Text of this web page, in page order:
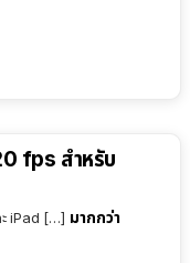
fps สำหรับ
ะ iPad […] มากกว่า